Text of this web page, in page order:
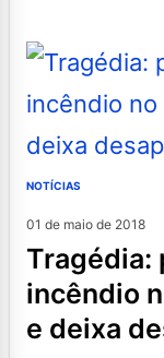
NOTÍCIAS
01 de maio de 2018
tragédia: prédio desaba durante
incêndio
e deixa